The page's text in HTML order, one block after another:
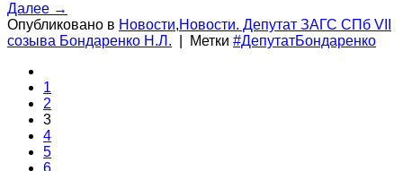
Далее →
Опубликовано в Новости,Новости. Депутат ЗАГС СПб VII
созыва Бондаренко Н.Л.
Метки #ДепутатБондаренко
1
2
3
4
5